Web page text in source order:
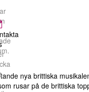
nya brittiska
rusar på de brittiska